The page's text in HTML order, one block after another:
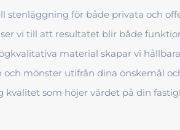
stenläggning för både privata och
vi till att resultatet blir både
material skapar vi
och mönster utifrån dina önskemål
kvalitet som höjer värdet på din